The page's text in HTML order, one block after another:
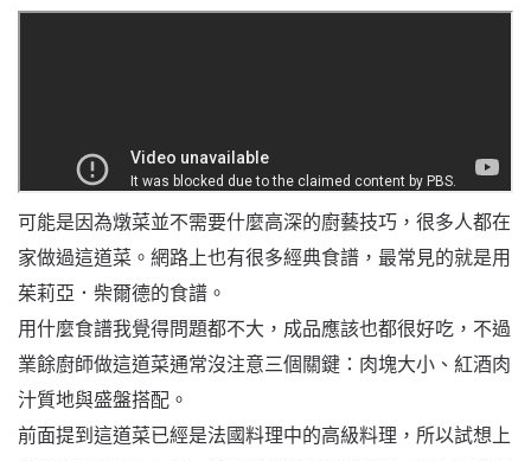
可能是因為燉菜並不需要什麼高深的廚藝技巧，很多人都在
家做過這道菜。網路上也有很多經典食譜，最常見的就是用
茱莉亞．柴爾德的食譜。
用什麼食譜我覺得問題都不大，成品應該也都很好吃，不過
業餘廚師做這道菜通常沒注意三個關鍵：肉塊大小、紅酒肉
汁質地與盛盤搭配。
前面提到這道菜已經是法國料理中的高級料理，所以試想上